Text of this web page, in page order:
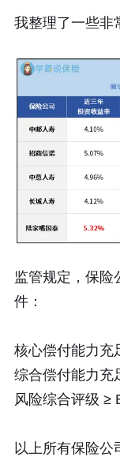
我整理了一些非
监管规定，保险
件：
核心偿付能力充
综合偿付能力充
风险综合评级 ≥
以上所有保险公